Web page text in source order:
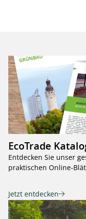
EcoTrade
Entdecken Sie unser
praktischen Online-
Jetzt entdecken